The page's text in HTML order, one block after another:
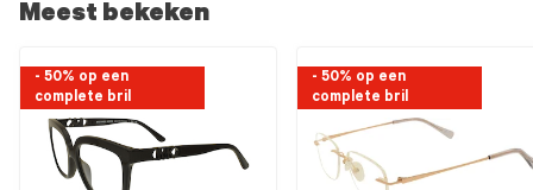
Meest bekeken
- 50% op een
complete bril
- 50% op een
complete bril